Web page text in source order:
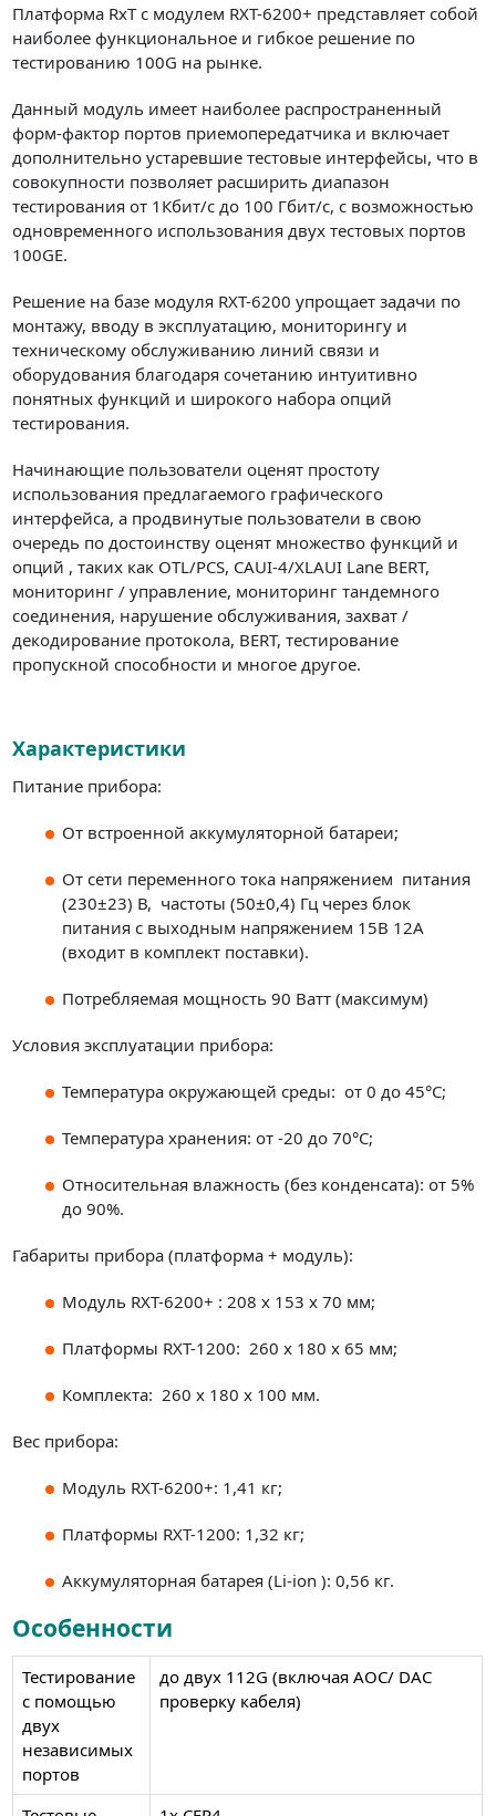
Платформа RxT c модулем RXT-6200+ представляет собой
наиболее функциональное и гибкое решение по
тестированию 100G на рынке.
Данный модуль имеет наиболее распространенный
форм-фактор портов приемопередатчика и включает
дополнительно устаревшие тестовые интерфейсы, что в
совокупности позволяет расширить диапазон
тестирования от 1Кбит/с до 100 Гбит/с, с возможностью
одновременного использования двух тестовых портов
100GE.
Решение на базе модуля RXT-6200 упрощает задачи по
монтажу, вводу в эксплуатацию, мониторингу и
техническому обслуживанию линий связи и
оборудования благодаря сочетанию интуитивно
понятных функций и широкого набора опций
тестирования.
Начинающие пользователи оценят простоту
использования предлагаемого графического
интерфейса, а продвинутые пользователи в свою
очередь по достоинству оценят множество функций и
опций , таких как OTL/PCS, CAUI-4/XLAUI Lane BERT,
мониторинг / управление, мониторинг тандемного
соединения, нарушение обслуживания, захват /
декодирование протокола, BERT, тестирование
пропускной способности и многое другое.
Характеристики
Питание прибора:
От встроенной аккумуляторной батареи;
От сети переменного тока напряжением питания
(230±23) В, частоты (50±0,4) Гц через блок
питания с выходным напряжением 15В 12А
(входит в комплект поставки).
Потребляемая мощность 90 Ватт (максимум)
Условия эксплуатации прибора:
Температура окружающей среды: от 0 до 45°C;
Температура хранения: от -20 до 70°C;
Относительная влажность (без конденсата): от 5%
до 90%.
Габариты прибора (платформа + модуль):
Модуль RXT-6200+ : 208 x 153 x 70 мм;
Платформы RXT-1200: 260 x 180 x 65 мм;
Комплекта: 260 x 180 x 100 мм.
Вес прибора:
Модуль RXT-6200+: 1,41 кг;
Платформы RXT-1200: 1,32 кг;
Аккумуляторная батарея (Li-ion ): 0,56 кг.
Особенности
Тестирование
с помощью
двух
независимых
портов
до двух 112G (включая AOC/ DAC
проверку кабеля)